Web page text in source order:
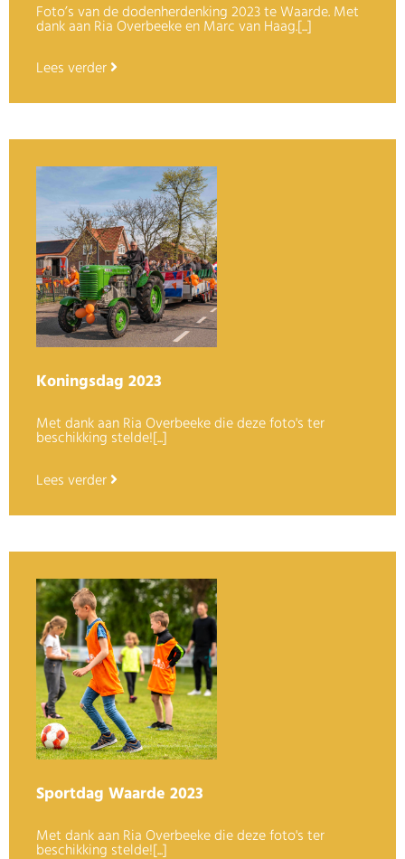
Foto’s van de dodenherdenking 2023 te Waarde. Met
dank aan Ria Overbeeke en Marc van Haag.[...]
Lees verder
Koningsdag 2023
Met dank aan Ria Overbeeke die deze foto's ter
beschikking stelde![...]
Lees verder
Sportdag Waarde 2023
Met dank aan Ria Overbeeke die deze foto's ter
beschikking stelde![...]